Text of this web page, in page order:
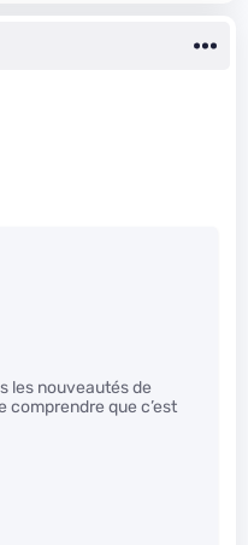
les nouveautés de
comprendre que c’est